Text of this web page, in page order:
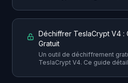
rançon, avec toutes les
Déchiffrer TeslaCrypt V4 :
Gratuit
Un outil de déchiffrement
TeslaCrypt V4. Ce guide
rançon, avec toutes les